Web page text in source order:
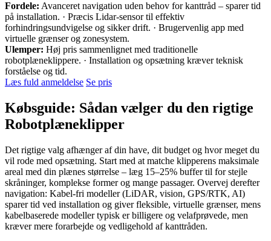
Fordele: Avanceret navigation uden behov for kanttråd – sparer tid
på installation. · Præcis Lidar-sensor til effektiv
forhindringsundvigelse og sikker drift. · Brugervenlig app med
virtuelle grænser og zonesystem.
Ulemper: Høj pris sammenlignet med traditionelle
robotplæneklippere. · Installation og opsætning kræver teknisk
forståelse og tid.
Læs fuld anmeldelse Se pris
Købsguide: Sådan vælger du den rigtige
Robotplæneklipper
Det rigtige valg afhænger af din have, dit budget og hvor meget du
vil rode med opsætning. Start med at matche klipperens maksimale
areal med din plænes størrelse – læg 15–25% buffer til for stejle
skråninger, komplekse former og mange passager. Overvej derefter
navigation: Kabel-fri modeller (LiDAR, vision, GPS/RTK, AI)
sparer tid ved installation og giver fleksible, virtuelle grænser, mens
kabelbaserede modeller typisk er billigere og velafprøvede, men
kræver mere forarbejde og vedligehold af kanttråden.